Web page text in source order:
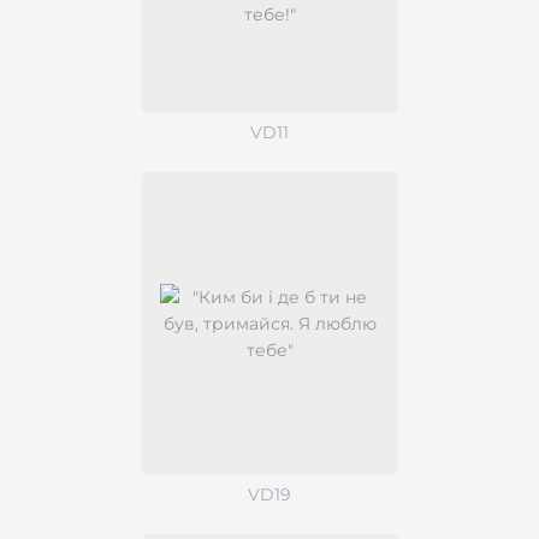
VD11
VD19